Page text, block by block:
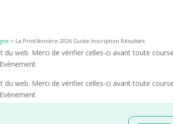
> La Print’Annière 2026 Guide Inscription Résultats
du web. Merci de vérifier celles-ci avant toute
du web. Merci de vérifier celles-ci avant toute